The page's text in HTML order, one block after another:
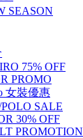
SEASON
75% OFF
PROMO
女裝優惠
SALE
30% OFF
PROMOTION